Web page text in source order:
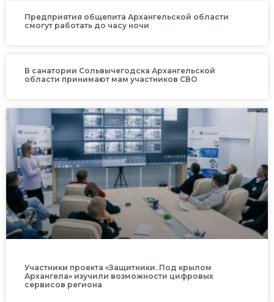
Предприятия общепита Архангельской области
смогут работать до часу ночи
В санатории Сольвычегодска Архангельской
области принимают мам участников СВО
Участники проекта «Защитники. Под крылом
Архангела» изучили возможности цифровых
сервисов региона